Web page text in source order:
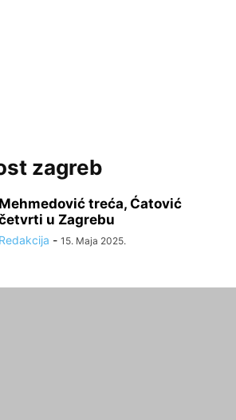
zagreb
Mehmedović treća, Ćatović
u Zagrebu
Redakcija - 15. Maja 2025.